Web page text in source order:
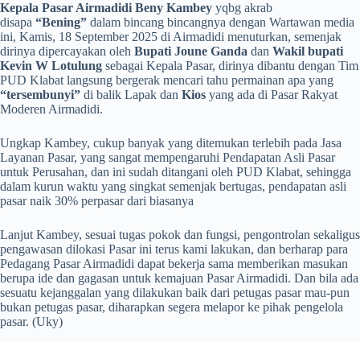
Kepala Pasar Airmadidi Beny Kambey yqbg akrab
disapa “Bening” dalam bincang bincangnya dengan Wartawan media
ini, Kamis, 18 September 2025 di Airmadidi menuturkan, semenjak
dirinya dipercayakan oleh Bupati Joune Ganda dan Wakil bupati
Kevin W Lotulung sebagai Kepala Pasar, dirinya dibantu dengan Tim
PUD Klabat langsung bergerak mencari tahu permainan apa yang
“tersembunyi” di balik Lapak dan Kios yang ada di Pasar Rakyat
Moderen Airmadidi.
Ungkap Kambey, cukup banyak yang ditemukan terlebih pada Jasa
Layanan Pasar, yang sangat mempengaruhi Pendapatan Asli Pasar
untuk Perusahan, dan ini sudah ditangani oleh PUD Klabat, sehingga
dalam kurun waktu yang singkat semenjak bertugas, pendapatan asli
pasar naik 30% perpasar dari biasanya
Lanjut Kambey, sesuai tugas pokok dan fungsi, pengontrolan sekaligus
pengawasan dilokasi Pasar ini terus kami lakukan, dan berharap para
Pedagang Pasar Airmadidi dapat bekerja sama memberikan masukan
berupa ide dan gagasan untuk kemajuan Pasar Airmadidi. Dan bila ada
sesuatu kejanggalan yang dilakukan baik dari petugas pasar mau-pun
bukan petugas pasar, diharapkan segera melapor ke pihak pengelola
pasar. (Uky)